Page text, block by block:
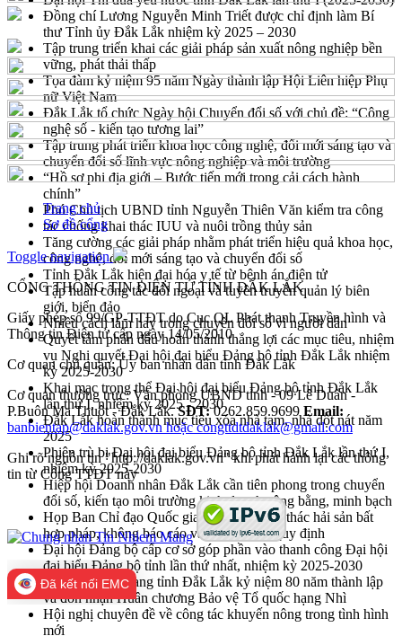
Đồng chí Lương Nguyễn Minh Triết được chỉ định làm Bí
thư Tỉnh ủy Đắk Lắk nhiệm kỳ 2025 – 2030
Tập trung triển khai các giải pháp sản xuất nông nghiệp bền
vững, phát thải thấp
Tọa đàm kỷ niệm 95 năm Ngày thành lập Hội Liên hiệp Phụ
nữ Việt Nam
Đắk Lắk tổ chức Ngày hội Chuyển đổi số với chủ đề: “Công
nghệ số - kiến tạo tương lai”
Tập trung phát triển khoa học công nghệ, đổi mới sáng tạo và
chuyển đổi số lĩnh vực nông nghiệp và môi trường
“Hồ sơ phi địa giới – Bước tiến mới trong cải cách hành
chính”
Phó Chủ tịch UBND tỉnh Nguyễn Thiên Văn kiểm tra công
tác chống khai thác IUU và nuôi trồng thủy sản
Tăng cường các giải pháp nhằm phát triển hiệu quả khoa học,
công nghệ, đổi mới sáng tạo và chuyển đổi số
Tỉnh Đắk Lắk hiện đại hóa y tế từ bệnh án điện tử
Tập huấn công tác đối ngoại và tuyên truyền quản lý biên
giới, biển đảo
Nhiều cách làm hay trong chuyển đổi số vì người dân
Quyết tâm phấn đấu hoàn thành thắng lợi các mục tiêu, nhiệm
vụ Nghị quyết Đại hội đại biểu Đảng bộ tỉnh Đắk Lắk nhiệm
kỳ 2025-2030
Khai mạc trọng thể Đại hội đại biểu Đảng bộ tỉnh Đắk Lắk
lần thứ I, nhiệm kỳ 2025 - 2030
Đắk Lắk hoàn thành mục tiêu xóa nhà tạm, nhà dột nát năm
2025
Phiên trù bị Đại hội đại biểu Đảng bộ tỉnh Đắk Lắk lần thứ I,
nhiệm kỳ 2025-2030
Hiệp hội Doanh nhân Đắk Lắk cần tiên phong trong chuyển
đổi số, kiến tạo môi trường kinh doanh công bằng, minh bạch
Họp Ban Chỉ đạo Quốc gia về chống khai thác hải sản bất
hợp pháp, không báo cáo và không theo quy định
Đại hội Đảng bộ cấp cơ sở góp phần vào thanh công Đại hội
đại biểu Đảng bộ tỉnh lần thứ nhất, nhiệm kỳ 2025-2030
Lực lượng vũ trang tỉnh Đắk Lắk kỷ niệm 80 năm thành lập
và đón nhận Huân chương Bảo vệ Tổ quốc hạng Nhì
Hội nghị chuyên đề về công tác khuyến nông trong tình hình
mới
Trang chủ
Sơ đồ cổng
Toggle navigation
CỔNG THÔNG TIN ĐIỆN TỬ TỈNH ĐẮK LẮK
Giấy phép số 99/GP-TTĐT do Cục QL Phát thanh Truyền hình và
Thông tin Điện tử cấp ngày 14/05/2010
Cơ quan chủ quản: Ủy ban nhân dân tỉnh Đắk Lắk
Cơ quan thường trực: Văn phòng UBND tỉnh - 09 Lê Duẩn -
P.Buôn Ma Thuột - Đắk Lắk.SĐT:0262.859.9699 Email:
banbientap@daklak.gov.vn hoặc congttdtdaklak@gmail.com
Ghi rõ nguồn tin "http://daklak.gov.vn" khi phát hành lại các thông
tin từ Cổng TTĐT này
Đã kết nối EMC